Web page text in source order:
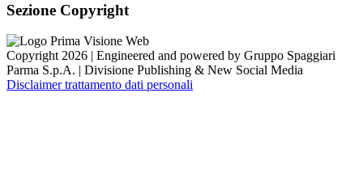
Sezione Copyright
Copyright 2026 | Engineered and powered by Gruppo Spaggiari
Parma S.p.A. | Divisione Publishing & New Social Media
Disclaimer trattamento dati personali